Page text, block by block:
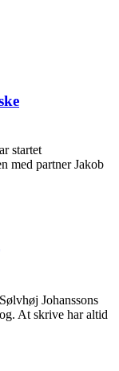
startet
med partner Jakob
Johanssons
At skrive har altid